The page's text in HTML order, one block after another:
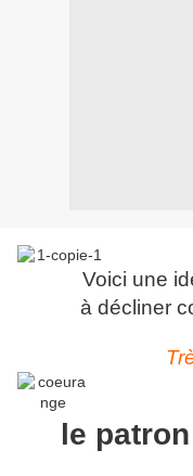
Voici une
à décliner
le